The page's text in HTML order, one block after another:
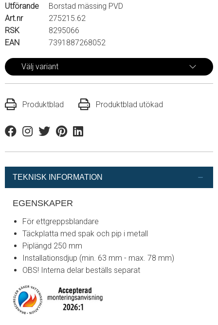
Utförande
Borstad mässing PVD
Art.nr
275215.62
RSK
8295066
EAN
7391887268052
Välj variant
Produktblad Produktblad utökad
FacebookInstagram
TwitterPinterestLinkedin
TEKNISK INFORMATION
EGENSKAPER
För ettgreppsblandare
Täckplatta med spak och pip i metall
Piplängd 250 mm
Installationsdjup (min. 63 mm - max. 78 mm)
OBS! Interna delar beställs separat